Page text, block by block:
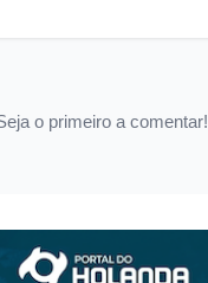
o primeiro a comentar!